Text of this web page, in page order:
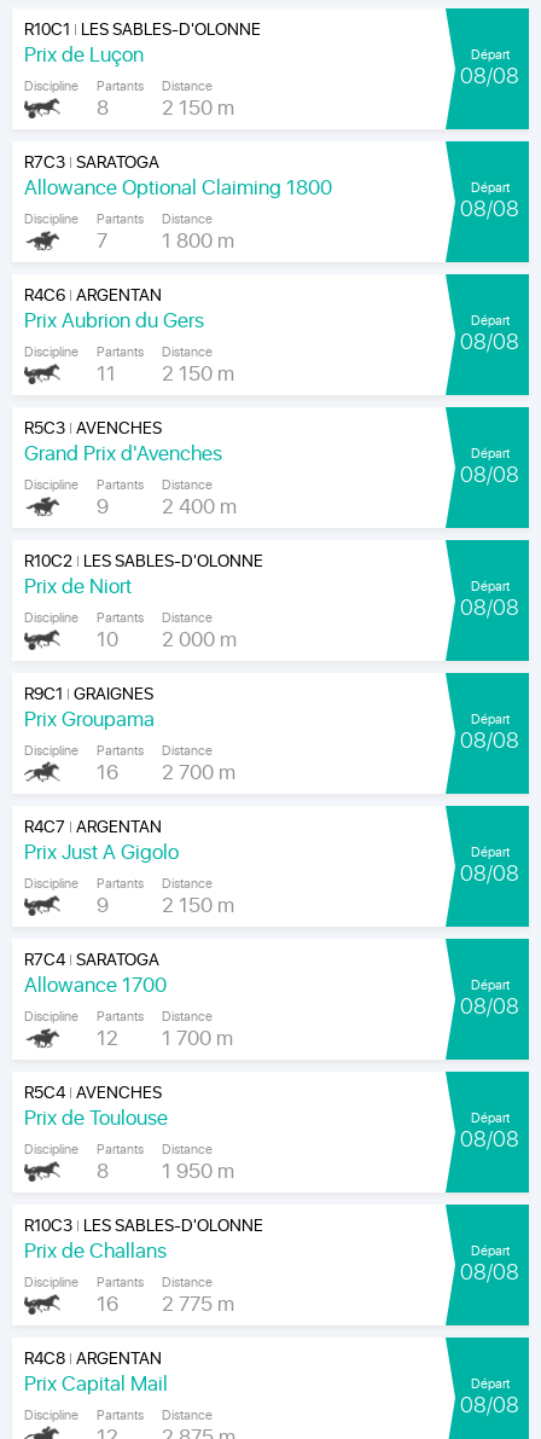
R10C1 | LES SABLES-D'OLONNE
Prix de Luçon
Discipline Partants
8
Distance
2 150 m
Départ
08/08
R7C3|SARATOGA
Allowance Optional Claiming 1800
Discipline Partants
7
Distance
1 800 m
Départ
08/08
R4C6|ARGENTAN
Prix Aubrion du Gers
Discipline Partants
11
Distance
2 150 m
Départ
08/08
R5C3|AVENCHES
Grand Prix d'Avenches
Discipline Partants
9
Distance
2 400 m
Départ
08/08
R10C2| LES SABLES-D'OLONNE
Prix de Niort
Discipline Partants
10
Distance
2 000 m
Départ
08/08
R9C1 |GRAIGNES
Prix Groupama
Discipline Partants
16
Distance
2 700 m
Départ
08/08
R4C7 |ARGENTAN
Prix Just A Gigolo
Discipline Partants
9
Distance
2 150 m
Départ
08/08
R7C4|SARATOGA
Allowance 1700
Discipline Partants
12
Distance
1 700 m
Départ
08/08
R5C4|AVENCHES
Prix de Toulouse
Discipline Partants
8
Distance
1 950 m
Départ
08/08
R10C3| LES SABLES-D'OLONNE
Prix de Challans
Discipline Partants
16
Distance
2 775 m
Départ
08/08
R4C8|ARGENTAN
Prix Capital Mail
Discipline Partants Distance
Départ
08/08